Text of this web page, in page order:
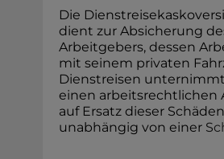
Die
dient zur Absicherung
Arbeitgebers, dessen
mit seinem privaten
Dienstreisen
einen arbeitsrechtlichen
auf Ersatz dieser Schäden
unabhängig von einer Sc